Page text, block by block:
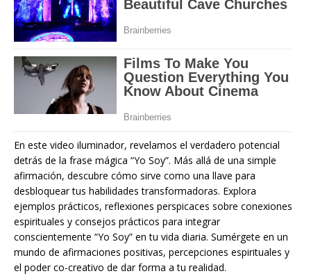
En este video iluminador, revelamos el verdadero potencial
detrás de la frase mágica “Yo Soy”. Más allá de una simple
afirmación, descubre cómo sirve como una llave para
desbloquear tus habilidades transformadoras. Explora
ejemplos prácticos, reflexiones perspicaces sobre conexiones
espirituales y consejos prácticos para integrar
conscientemente “Yo Soy” en tu vida diaria. Sumérgete en un
mundo de afirmaciones positivas, percepciones espirituales y
el poder co-creativo de dar forma a tu realidad.